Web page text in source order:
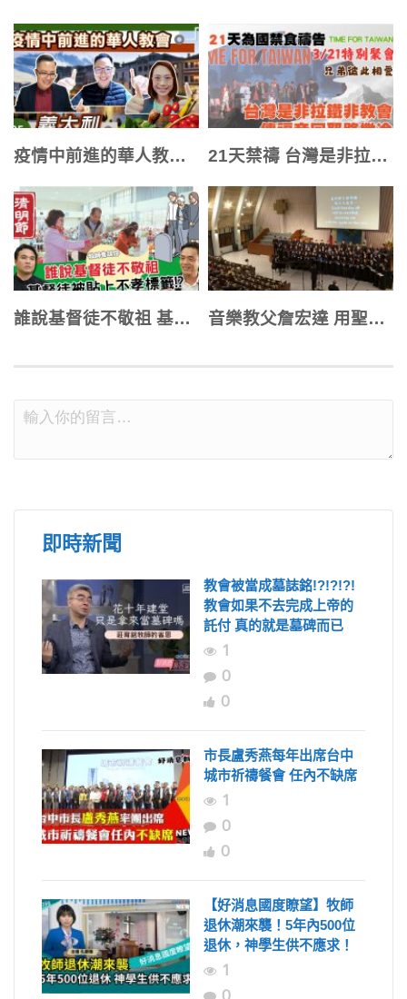
疫情中前進的華人教會系列之5 義大利 21天禁禱 台灣是非拉鐵非教會 傳福音回耶路撒冷
誰說基督徒不敬祖 基督徒被貼上不孝標籤!? 音樂教父詹宏達 用聖樂帶來疫情中的安慰
即時新聞
教會被當成墓誌銘!?!?!?!
教會如果不去完成上帝的
託付 真的就是墓碑而已
1
0
0
市長盧秀燕每年出席台中
城市祈禱餐會 任內不缺席
1
0
0
【好消息國度瞭望】牧師
退休潮來襲！5年內500位
退休，神學生供不應求！
1
0